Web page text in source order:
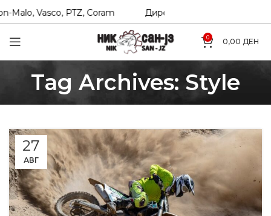
Vasco, PTZ, Coram Директни увозници на Hexol,
0 0,00 ДЕН
Tag Archives: Style
27
АВГ